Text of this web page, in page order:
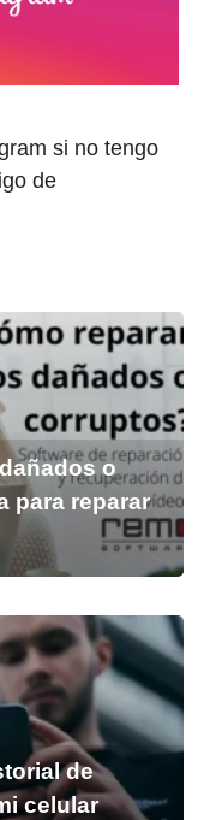
si no tengo
de
o
para reparar
de
celular